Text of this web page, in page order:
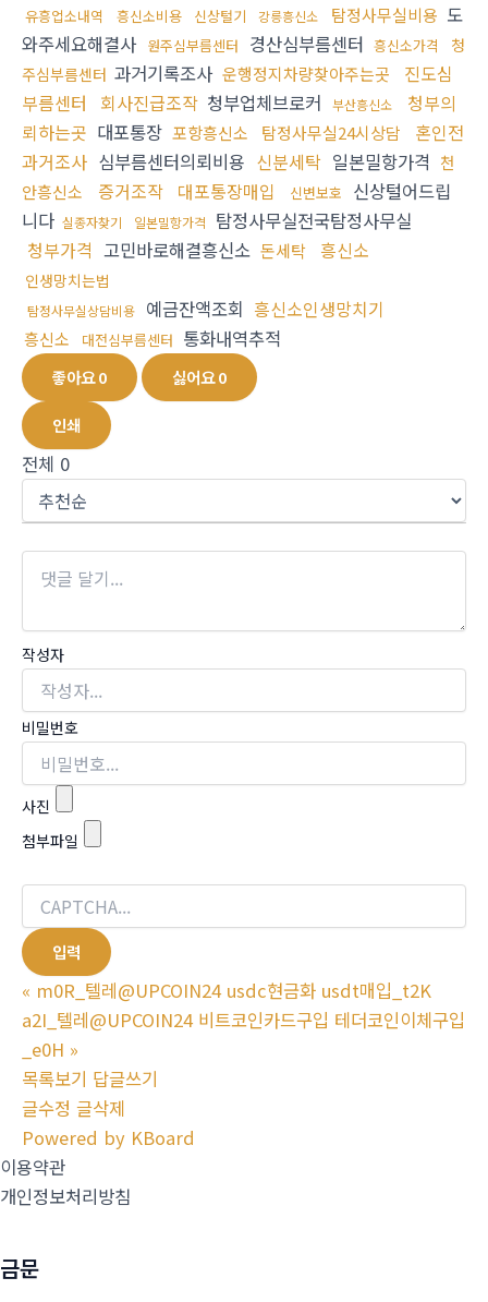
유흥업소내역 흥신소비용 신상털기 강릉흥신소 탐정사무실비용 도
와주세요해결사 원주심부름센터 경산심부름센터 흥신소가격
청
주심부름센터 과거기록조사 운행정지차량찾아주는곳
진도심
부름센터
회사진급조작 청부업체브로커 부산흥신소
청부의
뢰하는곳 대포통장 포항흥신소 탐정사무실24시상담
혼인전
과거조사 심부름센터의뢰비용 신분세탁 일본밀항가격 천
안흥신소
증거조작 대포통장매입 신변보호
신상털어드립
니다 실종자찾기 일본밀항가격
탐정사무실전국탐정사무실
청부가격 고민바로해결흥신소 돈세탁 흥신소
인생망치는법
탐정사무실상담비용 예금잔액조회 흥신소인생망치기
흥신소 대전심부름센터 통화내역추적
좋아요0 싫어요0
인쇄
전체 0
작성자
비밀번호
사진
첨부파일
« m0R_텔레@UPCOIN24 usdc현금화 usdt매입_t2K
a2I_텔레@UPCOIN24 비트코인카드구입 테더코인이체구입
_e0H »
목록보기 답글쓰기
글수정 글삭제
Powered by KBoard
이용약관
개인정보처리방침
금문